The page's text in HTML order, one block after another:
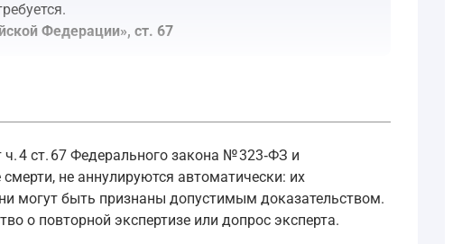
Федерации», ст. 67
для установления причин смерти (подп. 1 ст. 196 УПК РФ)
4 ст. 67 Федерального закона № 323‑ФЗ и
не аннулируются автоматически: их
могут быть признаны допустимым доказательством.
о повторной экспертизе или допрос эксперта.